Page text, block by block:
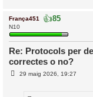
França451 👍85
N10
Re: Protocols per
correctes o no?
E29 maig 2026, 19:27